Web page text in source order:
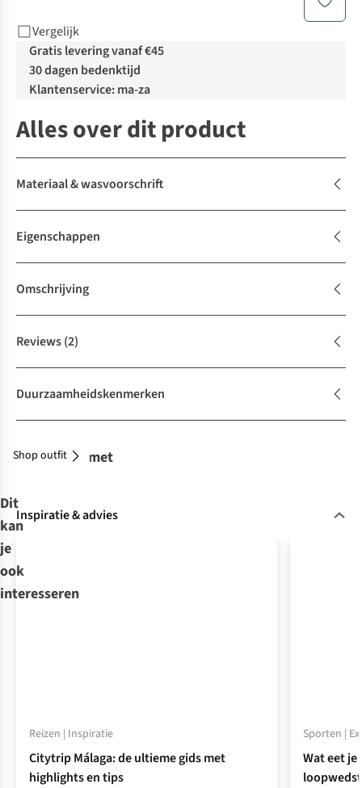
Vergelijk
Gratis levering vanaf €45
30 dagen bedenktijd
Klantenservice: ma-za
Alles over dit product
Materiaal & wasvoorschrift
Eigenschappen
Omschrijving
Reviews(2)
Duurzaamheidskenmerken
Combineer met
Shop outfit
Dit
kan
je
ook
interesseren
Inspiratie & advies
Reizen | Inspiratie
Citytrip Málaga: de ultieme gids met
highlights en tips
Sporten |
Wat eet je